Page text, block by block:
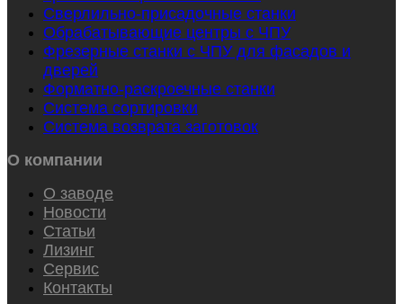
Сверлильно-присадочные станки
Обрабатывающие центры с ЧПУ
Фрезерные станки с ЧПУ для фасадов и
дверей
Форматно-раскроечные станки
Система сортировки
Система возврата заготовок
О компании
О заводе
Новости
Статьи
Лизинг
Сервис
Контакты